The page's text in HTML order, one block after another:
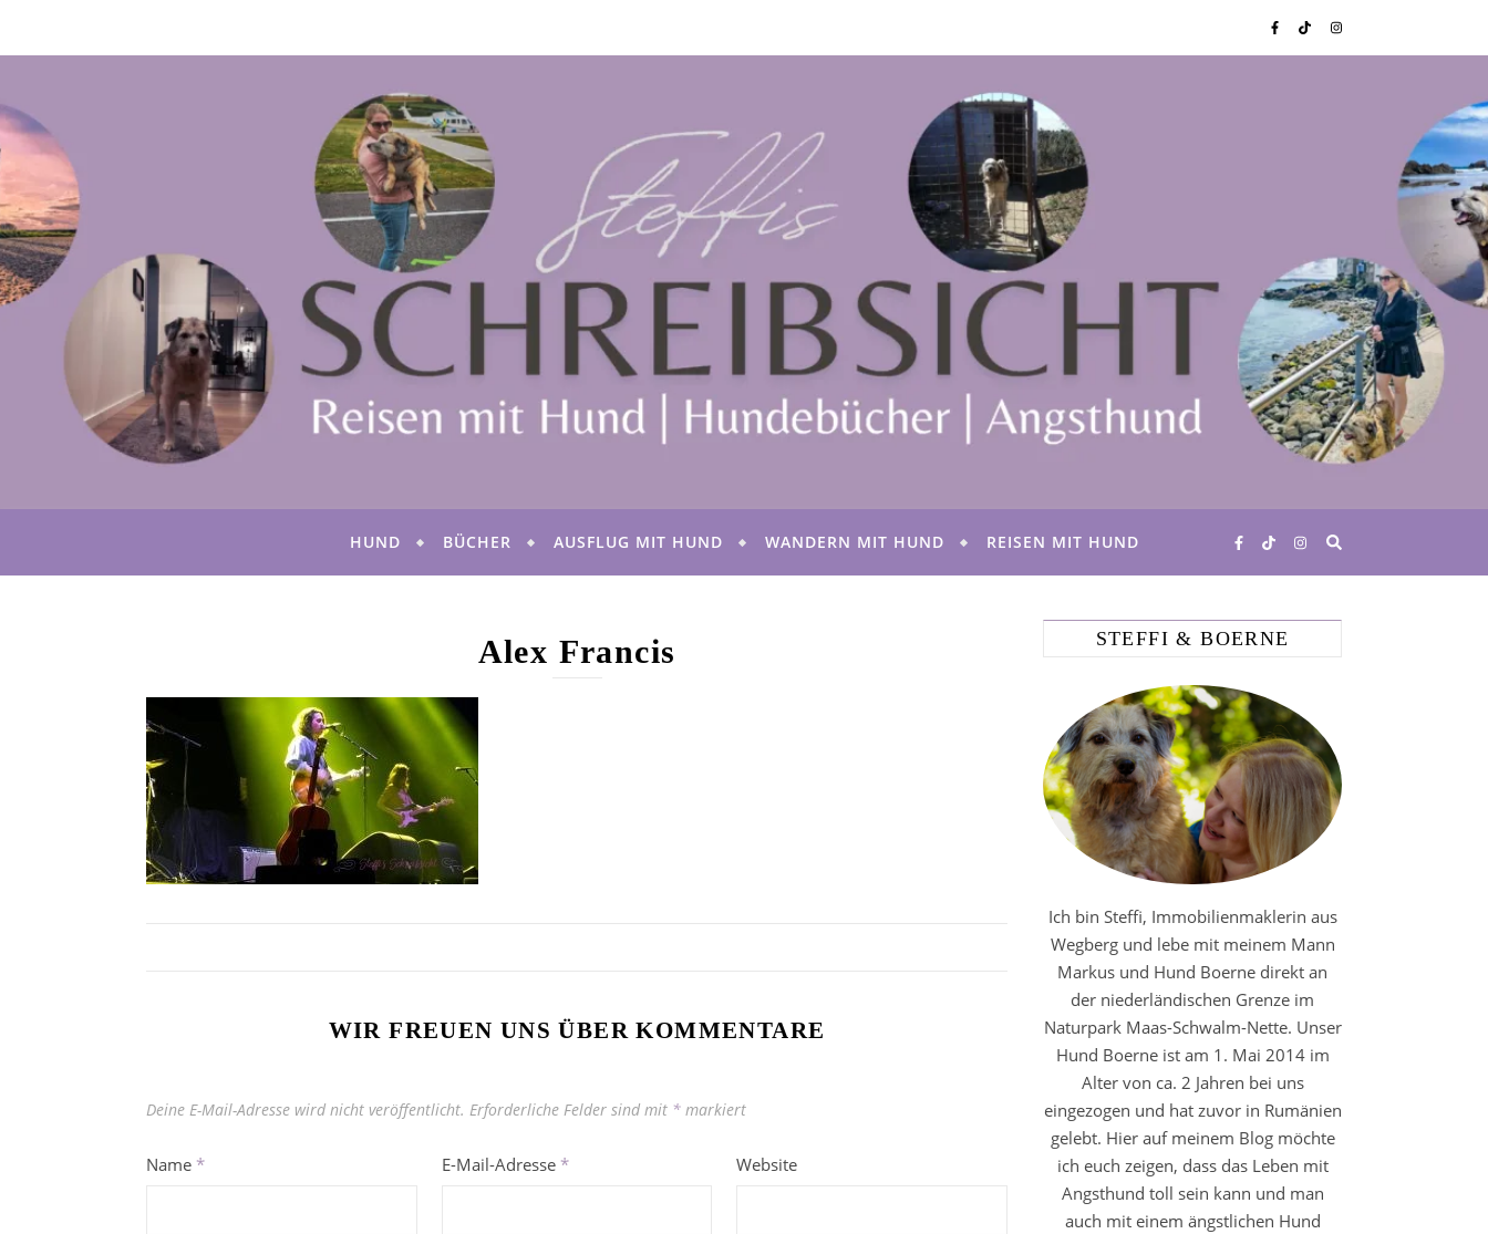
HUND BÜCHER AUSFLUG MIT HUND WANDERN MIT HUND REISEN MIT HUND
Alex Francis
WIR FREUEN UNS ÜBER KOMMENTARE
Deine E-Mail-Adresse wird nicht veröffentlicht. Erforderliche Felder sind mit * markiert
Name * E-Mail-Adresse * Website
STEFFI & BOERNE
Ich bin Steffi, Immobilienmaklerin aus
Wegberg und lebe mit meinem Mann
Markus und Hund Boerne direkt an
der niederländischen Grenze im
Naturpark Maas-Schwalm-Nette. Unser
Hund Boerne ist am 1. Mai 2014 im
Alter von ca. 2 Jahren bei uns
eingezogen und hat zuvor in Rumänien
gelebt. Hier auf meinem Blog möchte
ich euch zeigen, dass das Leben mit
Angsthund toll sein kann und man
auch mit einem ängstlichen Hund